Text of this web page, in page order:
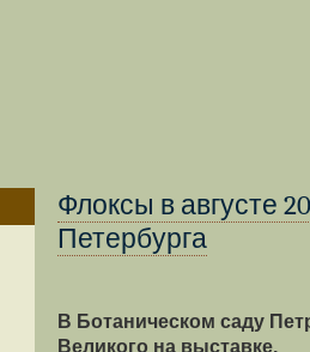
Флоксы в августе
Петербурга
В Ботаническом саду
Великого на выставке,